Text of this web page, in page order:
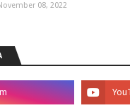
08, 2022